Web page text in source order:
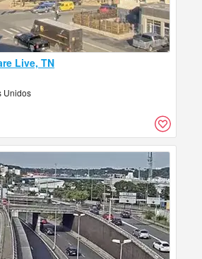
Live, TN
Unidos